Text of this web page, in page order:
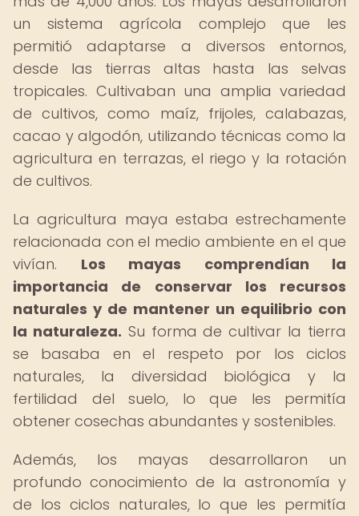
un sistema agrícola complejo que les
permitió adaptarse a diversos entornos,
desde las tierras altas hasta las selvas
tropicales. Cultivaban una amplia variedad
de cultivos, como maíz, frijoles, calabazas,
cacao y algodón, utilizando técnicas como la
agricultura en terrazas, el riego y la rotación
de cultivos.
La agricultura maya estaba estrechamente
relacionada con el medio ambiente en el que
vivían. Los mayas comprendían la
importancia de conservar los recursos
naturales y de mantener un equilibrio con
la naturaleza. Su forma de cultivar la tierra
se basaba en el respeto por los ciclos
naturales, la diversidad biológica y la
fertilidad del suelo, lo que les permitía
obtener cosechas abundantes y sostenibles.
Además, los mayas desarrollaron un
profundo conocimiento de la astronomía y
de los ciclos naturales, lo que les permitía